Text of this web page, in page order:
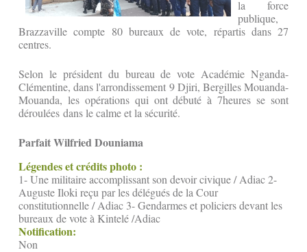
la force
publique,
Brazzaville compte 80 bureaux de vote, répartis dans 27
centres.
Selon le président du bureau de vote Académie Nganda-
Clémentine, dans l'arrondissement 9 Djiri, Bergilles Mouanda-
Mouanda, les opérations qui ont débuté à 7heures se sont
déroulées dans le calme et la sécurité.
Parfait Wilfried Douniama
Légendes et crédits photo :
1- Une militaire accomplissant son devoir civique / Adiac 2-
Auguste Iloki reçu par les délégués de la Cour
constitutionnelle / Adiac 3- Gendarmes et policiers devant les
bureaux de vote à Kintelé /Adiac
Notification:
Non